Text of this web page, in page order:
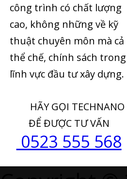
công trình có chất lượng
cao, không những về kỹ
thuật chuyên môn mà cả
thể chế, chính sách trong
lĩnh vực đầu tư xây dựng.
HÃY GỌI TECHNANO
ĐỂ ĐƯỢC TƯ VẤN
0523 555 568